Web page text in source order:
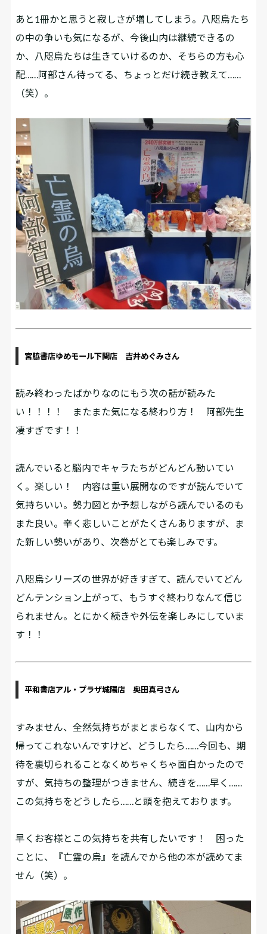
あと1冊かと思うと寂しさが増してしまう。八咫烏たち
の中の争いも気になるが、今後山内は継続できるの
か、八咫烏たちは生きていけるのか、そちらの方も心
配……阿部さん待ってる、ちょっとだけ続き教えて……
（笑）。
宮脇書店ゆめモール下関店 吉井めぐみさん
読み終わったばかりなのにもう次の話が読みた
い！！！！ またまた気になる終わり方！ 阿部先生
凄すぎです！！
読んでいると脳内でキャラたちがどんどん動いてい
く。楽しい！ 内容は重い展開なのですが読んでいて
気持ちいい。勢力図とか予想しながら読んでいるのも
また良い。辛く悲しいことがたくさんありますが、ま
た新しい勢いがあり、次巻がとても楽しみです。
八咫烏シリーズの世界が好きすぎて、読んでいてどん
どんテンション上がって、もうすぐ終わりなんて信じ
られません。とにかく続きや外伝を楽しみにしていま
す！！
平和書店アル・プラザ城陽店 奥田真弓さん
すみません、全然気持ちがまとまらなくて、山内から
帰ってこれないんですけど、どうしたら……今回も、期
待を裏切られることなくめちゃくちゃ面白かったので
すが、気持ちの整理がつきません、続きを……早く……
この気持ちをどうしたら……と頭を抱えております。
早くお客様とこの気持ちを共有したいです！ 困った
ことに、『亡霊の烏』を読んでから他の本が読めてま
せん（笑）。